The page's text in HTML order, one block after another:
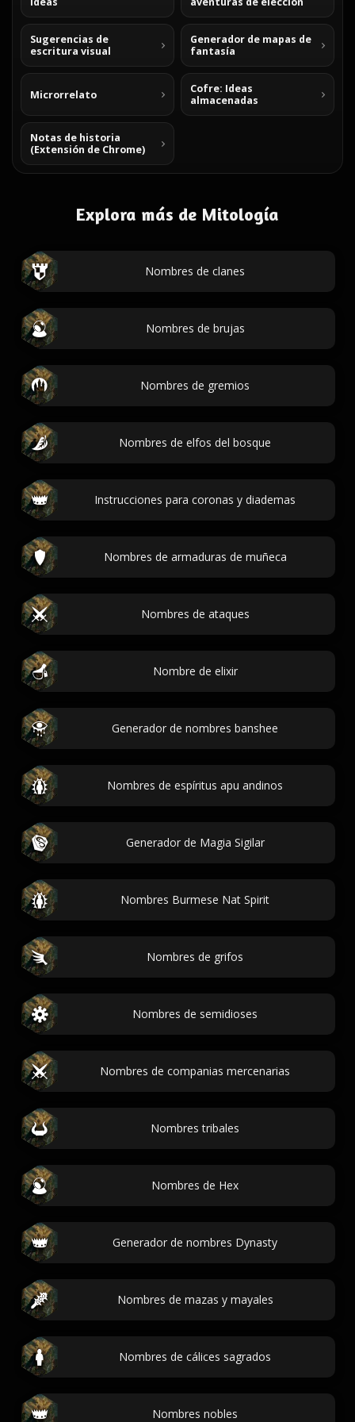
Sugerencias de
escritura visual
Generador de mapas de
fantasía
Microrrelato
Cofre: Ideas
almacenadas
Notas de historia
(Extensión de Chrome)
Explora más de Mitología
Nombres de clanes
Nombres de brujas
Nombres de gremios
Nombres de elfos del bosque
Instrucciones para coronas y diademas
Nombres de armaduras de muñeca
Nombres de ataques
Nombre de elixir
Generador de nombres banshee
Nombres de espíritus apu andinos
Generador de Magia Sigilar
Nombres Burmese Nat Spirit
Nombres de grifos
Nombres de semidioses
Nombres de companias mercenarias
Nombres tribales
Nombres de Hex
Generador de nombres Dynasty
Nombres de mazas y mayales
Nombres de cálices sagrados
Nombres nobles